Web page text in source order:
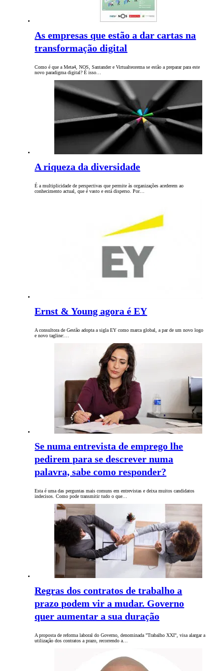
As empresas que estão a dar cartas na
transformação digital
Como é que a Meta4, NOS, Santander e Virtualteorema se estão a preparar para este
novo paradigma digital? É isso…
A riqueza da diversidade
É a multiplicidade de perspectivas que permite às organizações acederem ao
conhecimento actual, que é vasto e está disperso. Por…
Ernst & Young agora é EY
A consultora de Gestão adopta a sigla EY como marca global, a par de um novo logo
e novo tagline:…
Se numa entrevista de emprego lhe
pedirem para se descrever numa
palavra, sabe como responder?
Esta é uma das perguntas mais comuns em entrevistas e deixa muitos candidatos
indecisos. Como pode transmitir tudo o que…
Regras dos contratos de trabalho a
prazo podem vir a mudar. Governo
quer aumentar a sua duração
A proposta de reforma laboral do Governo, denominada "Trabalho XXI", visa alargar a
utilização dos contratos a prazo, recorrendo a…